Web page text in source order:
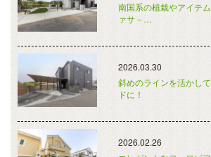
南国系の植栽やアイテ
ァサ－…
2026.03.30
斜めのラインを活かし
ドに！
2026.02.26